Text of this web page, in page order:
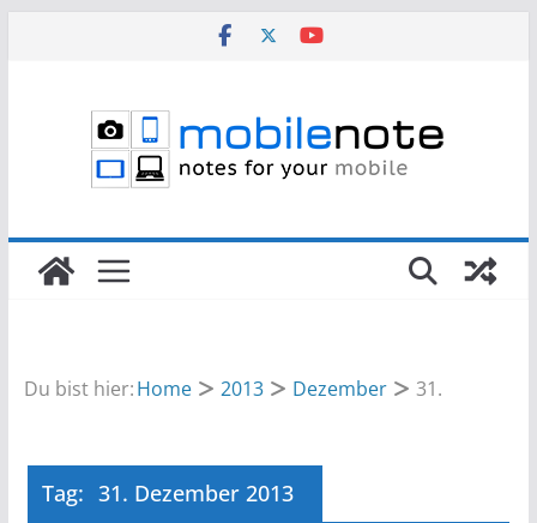
Du bist hier:Home 2013 Dezember 31.
Tag: 31. Dezember 2013